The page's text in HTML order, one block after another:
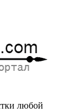
любой